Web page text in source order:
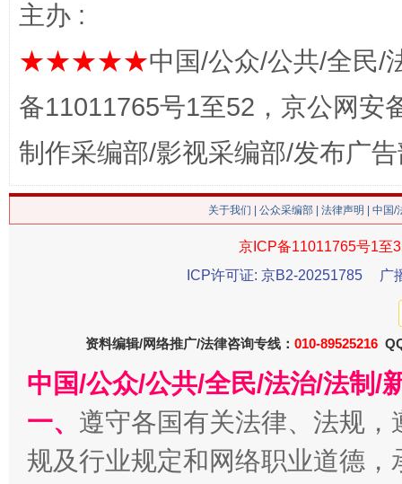
在谋一域中谋全局
主办 :
★★★★★中国/公众/公共/全民/
备11011765号1至52，京公网安
制作采编部/影视采编部/发布广
关于我们 公众采编部 法律声明 | 中国
京ICP备11011765号1至
ICP许可证: 京B2-20251785
广
资料编辑/网络推广/法律咨询专线： 010-89525216
中国/公众/公共/全民/法治/法制/
一、 遵守各国有关法律、法规
规及行业规定和网络职业道德